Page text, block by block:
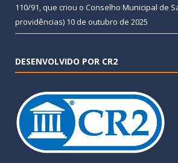
110/91, que criou o Conselho Municipal de
providências) 10 de outubro de 2025
DESENVOLVIDO POR CR2